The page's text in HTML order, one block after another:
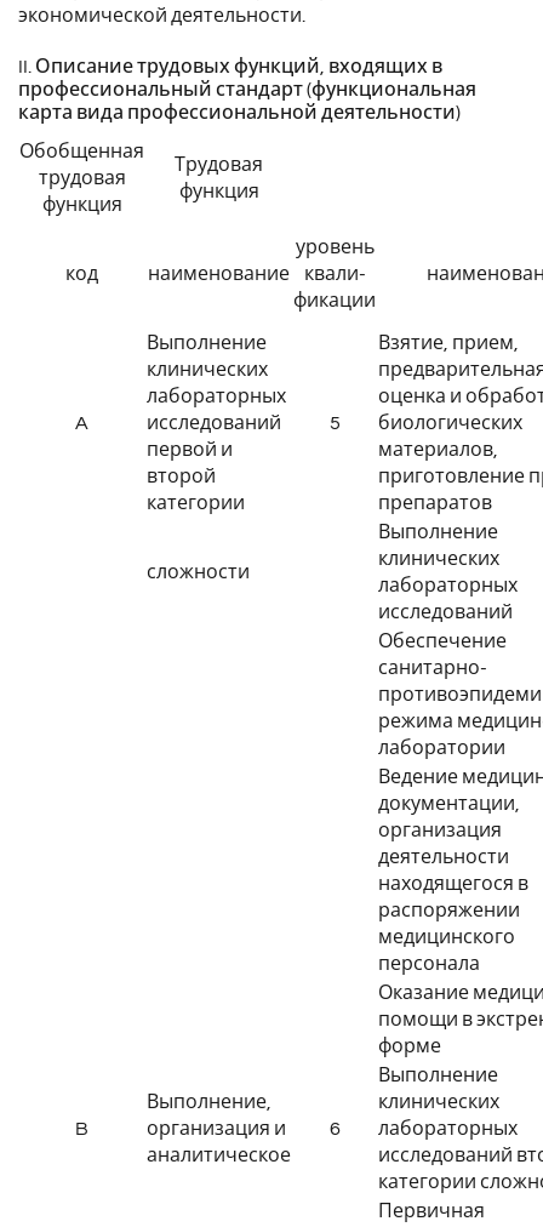
экономической деятельности.
II. Описание трудовых функций, входящих в
профессиональный стандарт (функциональная
карта вида профессиональной деятельности)
Обобщенная
трудовая
функция
Трудовая
функция
код наименование
уровень
квали-
фикации
A
Выполнение
клинических
лабораторных
исследований
первой и
второй
категории
5
Взятие, прием,
оценка и
биологических
материалов,
приготовление
препаратов
сложности
Выполнение
клинических
лабораторных
исследований
Обеспечение
санитарно-
режима
лаборатории
Ведение
документации,
организация
деятельности
находящегося в
распоряжении
медицинского
персонала
Оказание
помощи в
форме
B
Выполнение,
организация и
аналитическое
6
Выполнение
клинических
лабораторных
исследований
категории
Первичная